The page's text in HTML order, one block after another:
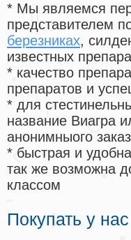
* Мы являемся
представителем
березниках,
известных
* качество
препаратов и
* для
название Виагра
анонимныого
* быстрая и
так же возможна
классом
Покупать у